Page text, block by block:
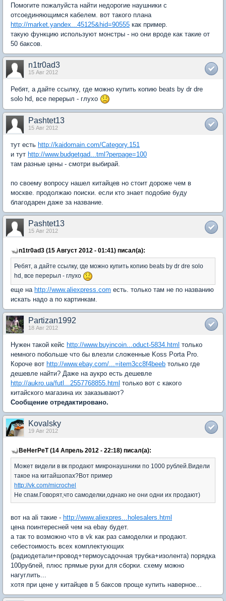
Помогите пожалуйста найти недорогие наушники с
отсоединяющимся кабелем. вот такого плана
http://market.yandex...45125&hid=90555 как пример.
такую функцию используют монстры - но они вроде как такие от
50 баксов.
n1tr0ad3
15 Авг 2012
Ребят, а дайте ссылку, где можно купить копию beats by dr dre
solo hd, все перерыл - глухо
Pashtet13
15 Авг 2012
тут есть http://kaidomain.com/Category.151
и тут http://www.budgetgad...tml?perpage=100
там разные цены - смотри выбирай.
по своему вопросу нашел китайцев но стоит дороже чем в
москве. продолжаю поиски. если кто знает подобие буду
благодарен даже за название.
Pashtet13
15 Авг 2012
n1tr0ad3 (15 Август 2012 - 01:41) писал(а):
Ребят, а дайте ссылку, где можно купить копию beats by dr dre solo
hd, все перерыл - глухо
еще на http://www.aliexpress.com есть. только там не по названию
искать надо а по картинкам.
Partizan1992
18 Авг 2012
Нужен такой кейс http://www.buyincoin...oduct-5834.html только
немного побольше что бы влезли сложенные Koss Porta Pro.
Короче вот http://www.ebay.com/...=item3cc8f4beeb только где
дешевле найти? Даже на аукро есть дешевле
http://aukro.ua/futl...2557768855.html только вот с какого
китайского магазина их заказывают?
Сообщение отредактировано.
Kovalsky
19 Авг 2012
BeHerPeT (14 Апрель 2012 - 22:18) писал(а):
Может видели в вк продают микронаушники по 1000 рублей.Видели
такое на китайшопах?Вот пример
http://vk.com/microchel
Не спам.Говорят,что самоделки,однако не они одни их продают)
вот на ali такие - http://www.aliexpres...holesalers.html
цена поинтересней чем на ebay будет.
а так то возможно что в vk как раз самоделки и продают.
себестоимость всех комплектующих
(радиодетали+провод+термоусадочная трубка+изолента) порядка
100рублей, плюс прямые руки для сборки. схему можно
нагуглить...
хотя при цене у китайцев в 5 баксов проще купить наверное...